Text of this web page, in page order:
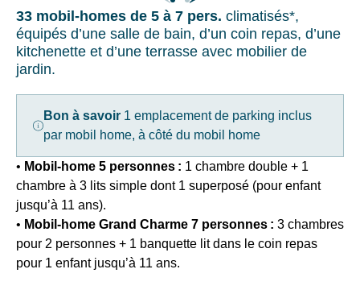
booking
-15%
pour
les
séjours
réservés
(non
applicable
du
18/7
au
Séjour
de
33 mobil-homes de 5 à 7 pers. climatisés*,
équipés d’une salle de bain, d’un coin repas, d’une
kitchenette et d’une terrasse avec mobilier de
jardin.
Bon à savoir1 emplacement de parking inclus
par mobil home, à côté du mobil home
• Mobil-home 5 personnes : 1 chambre double + 1
chambre à 3 lits simple dont 1 superposé (pour enfant
jusqu’à 11 ans).
• Mobil-home Grand Charme 7 personnes : 3 chambres
pour 2 personnes + 1 banquette lit dans le coin repas
pour 1 enfant jusqu’à 11 ans.
adresse
mail
En
renseignant
adresse
email
vous
acceptez
de
recevoir
la